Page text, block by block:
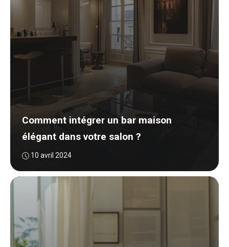
Comment intégrer un bar maison
élégant dans votre salon ?
10 avril 2024